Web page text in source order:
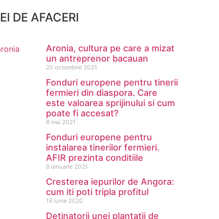
DE AFACERI
Aronia, cultura pe care a mizat
un antreprenor bacauan
20 octombrie 2021
Fonduri europene pentru tinerii
fermieri din diaspora. Care
este valoarea sprijinului si cum
poate fi accesat?
8 mai 2021
Fonduri europene pentru
instalarea tinerilor fermieri.
AFIR prezinta conditiile
8 ianuarie 2021
Cresterea iepurilor de Angora:
cum iti poti tripla profitul
16 iunie 2020
Detinatorii unei plantatii de